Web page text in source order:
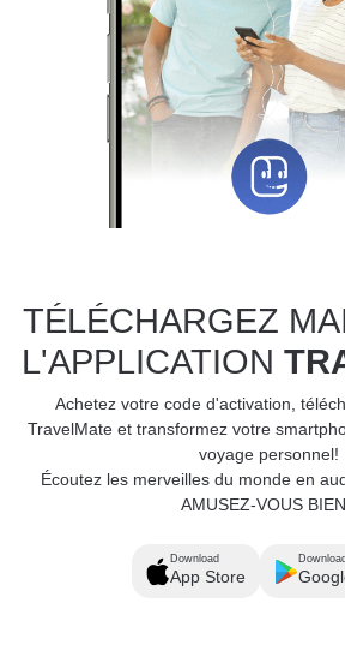
TÉLÉCHARGEZ
L'APPLICATION
Achetez votre code d'activation,
TravelMate et transformez votre
voyage personnel!
Écoutez les merveilles du monde en
AMUSEZ-VOUS
Download
App Store
Download